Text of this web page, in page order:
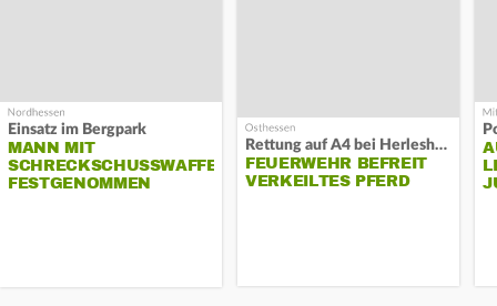
Einsatz im Bergpark
MANN MIT
SCHRECKSCHUSSWAFFE
FESTGENOMMEN
Rettung auf A4 bei Herleshausen
FEUERWEHR BEFREIT
VERKEILTES PFERD